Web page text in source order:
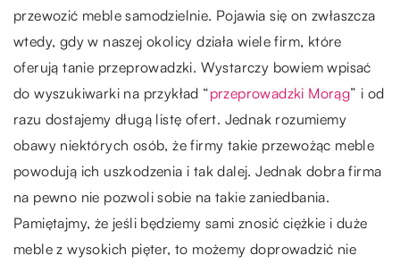
przewozić meble samodzielnie. Pojawia się on zwłaszcza
wtedy, gdy w naszej okolicy działa wiele firm, które
oferują tanie przeprowadzki. Wystarczy bowiem wpisać
do wyszukiwarki na przykład “przeprowadzki Morąg” i od
razu dostajemy długą listę ofert. Jednak rozumiemy
obawy niektórych osób, że firmy takie przewożąc meble
powodują ich uszkodzenia i tak dalej. Jednak dobra firma
na pewno nie pozwoli sobie na takie zaniedbania.
Pamiętajmy, że jeśli będziemy sami znosić ciężkie i duże
meble z wysokich pięter, to możemy doprowadzić nie